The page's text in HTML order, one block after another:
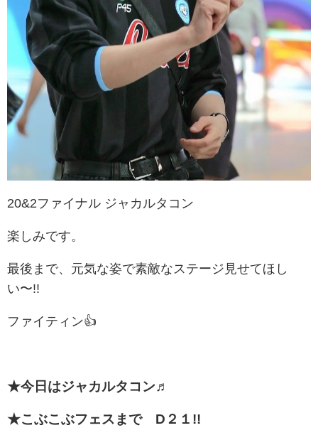
20&2ファイナル ジャカルタコン
楽しみです。
最後まで、元気な姿で素敵なステージ見せてほし
い〜!!
ファイティン👍
★今日はジャカルタコン♬
★こぶこぶフェスまで D２１!!